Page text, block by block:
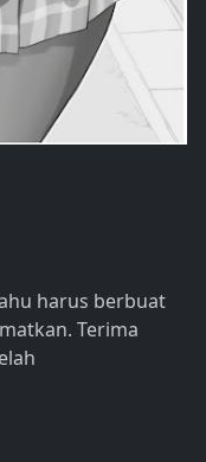
harus berbuat
Terima